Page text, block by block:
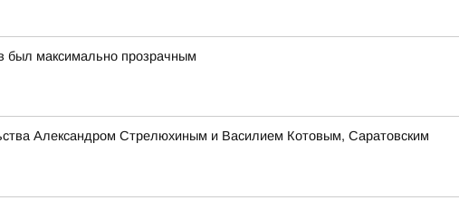
был максимально прозрачным
Александром Стрелюхиным и Василием Котовым, Саратовским